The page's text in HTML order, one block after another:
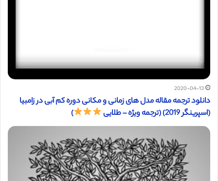
2020-04-13
دانلود ترجمه مقاله مدل های زمانی و مکانی دوره کم آبی در زامبیا
(اسپرینگر 2019) (ترجمه ویژه – طلایی
)